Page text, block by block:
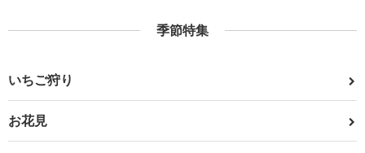
季節特集
いちご狩り
お花見